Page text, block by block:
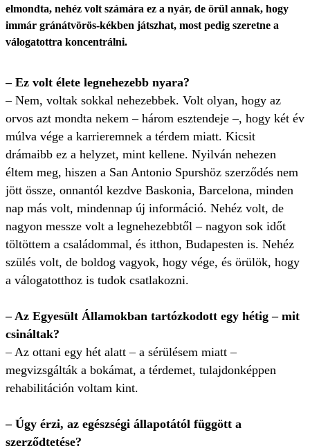
elmondta, nehéz volt számára ez a nyár, de örül annak, hogy
immár gránátvörös-kékben játszhat, most pedig szeretne a
válogatottra koncentrálni.
– Ez volt élete legnehezebb nyara?
– Nem, voltak sokkal nehezebbek. Volt olyan, hogy az
orvos azt mondta nekem – három esztendeje –, hogy két év
múlva vége a karrieremnek a térdem miatt. Kicsit
drámaibb ez a helyzet, mint kellene. Nyilván nehezen
éltem meg, hiszen a San Antonio Spurshöz szerződés nem
jött össze, onnantól kezdve Baskonia, Barcelona, minden
nap más volt, mindennap új információ. Nehéz volt, de
nagyon messze volt a legnehezebbtől – nagyon sok időt
töltöttem a családommal, és itthon, Budapesten is. Nehéz
szülés volt, de boldog vagyok, hogy vége, és örülök, hogy
a válogatotthoz is tudok csatlakozni.
– Az Egyesült Államokban tartózkodott egy hétig – mit
csináltak?
– Az ottani egy hét alatt – a sérülésem miatt –
megvizsgálták a bokámat, a térdemet, tulajdonképpen
rehabilitáción voltam kint.
– Úgy érzi, az egészségi állapotától függött a
szerződtetése?